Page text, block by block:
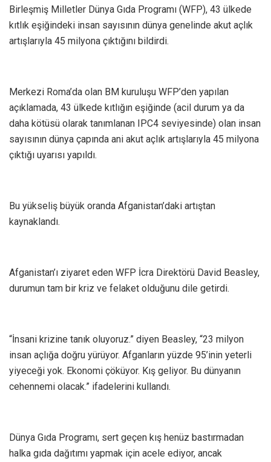
Birleşmiş Milletler Dünya Gıda Programı (WFP), 43 ülkede
kıtlık eşiğindeki insan sayısının dünya genelinde akut açlık
artışlarıyla 45 milyona çıktığını bildirdi.
Merkezi Roma’da olan BM kuruluşu WFP’den yapılan
açıklamada, 43 ülkede kıtlığın eşiğinde (acil durum ya da
daha kötüsü olarak tanımlanan IPC4 seviyesinde) olan insan
sayısının dünya çapında ani akut açlık artışlarıyla 45 milyona
çıktığı uyarısı yapıldı.
Bu yükseliş büyük oranda Afganistan’daki artıştan
kaynaklandı.
Afganistan’ı ziyaret eden WFP İcra Direktörü David Beasley,
durumun tam bir kriz ve felaket olduğunu dile getirdi.
“İnsani krizine tanık oluyoruz.” diyen Beasley, “23 milyon
insan açlığa doğru yürüyor. Afganların yüzde 95’inin yeterli
yiyeceği yok. Ekonomi çöküyor. Kış geliyor. Bu dünyanın
cehennemi olacak.” ifadelerini kullandı.
Dünya Gıda Programı, sert geçen kış henüz bastırmadan
halka gıda dağıtımı yapmak için acele ediyor, ancak